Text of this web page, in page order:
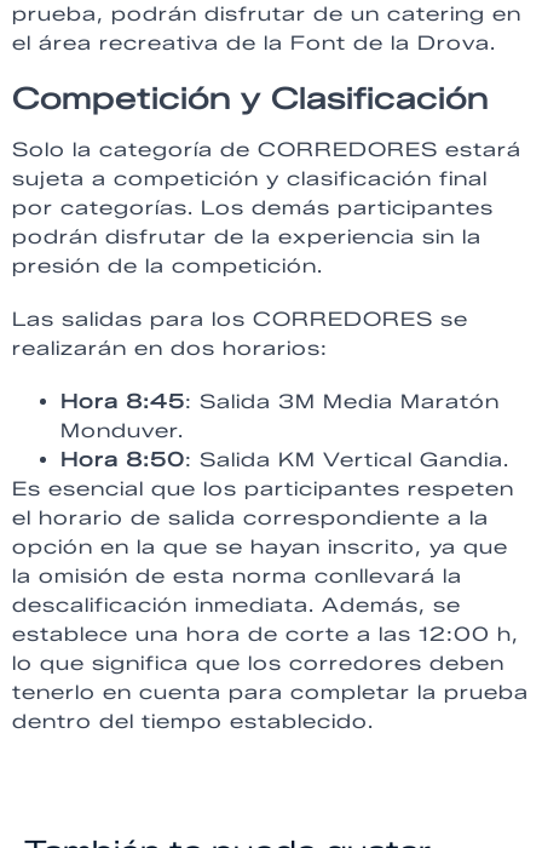
prueba, podrán disfrutar de un catering en
el área recreativa de la Font de la Drova.
Competición y Clasificación
Solo la categoría de CORREDORES estará
sujeta a competición y clasificación final
por categorías. Los demás participantes
podrán disfrutar de la experiencia sin la
presión de la competición.
Las salidas para los CORREDORES se
realizarán en dos horarios:
Hora 8:45: Salida 3M Media Maratón
Monduver.
Hora 8:50: Salida KM Vertical Gandia.
Es esencial que los participantes respeten
el horario de salida correspondiente a la
opción en la que se hayan inscrito, ya que
la omisión de esta norma conllevará la
descalificación inmediata. Además, se
establece una hora de corte a las 12:00 h,
lo que significa que los corredores deben
tenerlo en cuenta para completar la prueba
dentro del tiempo establecido.